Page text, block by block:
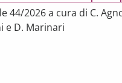
44/2026 a cura di C.
e D. Marinari
PROVINCE TOSCANE